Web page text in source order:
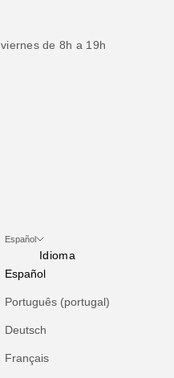
de 8h a 19h
Español
Idioma
Español
Português (portugal)
Deutsch
Français